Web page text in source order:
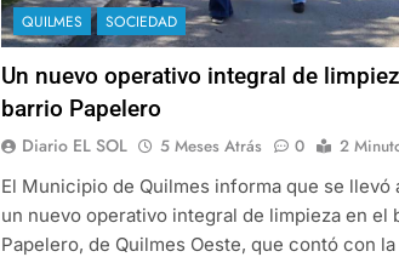
QUILMES SOCIEDAD
Un nuevo operativo integral de
barrio Papelero
Diario EL SOL 5 Meses Atrás 0
2
El Municipio de Quilmes informa que se llevó
un nuevo operativo integral de limpieza en el
Papelero, de Quilmes Oeste, que contó con la